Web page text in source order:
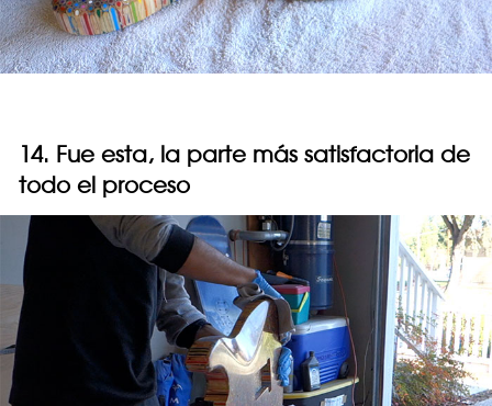
14. Fue esta, la parte más satisfactoria de
todo el proceso